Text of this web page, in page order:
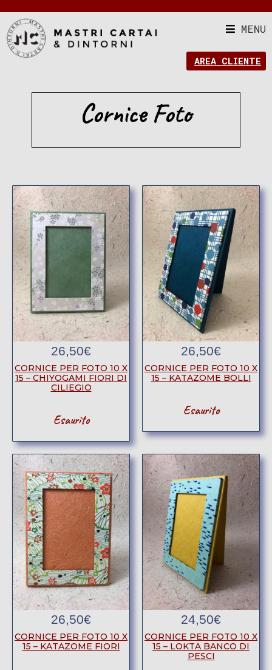
MENU
AREA CLIENTE
Cornice Foto
26,50€
CORNICE PER FOTO 10 X
15 – CHIYOGAMI FIORI DI
CILIEGIO
Esaurito
26,50€
CORNICE PER FOTO 10 X
15 – KATAZOME BOLLI
Esaurito
26,50€
CORNICE PER FOTO 10 X
15 – KATAZOME FIORI
24,50€
CORNICE PER FOTO 10 X
15 – LOKTA BANCO DI
PESCI